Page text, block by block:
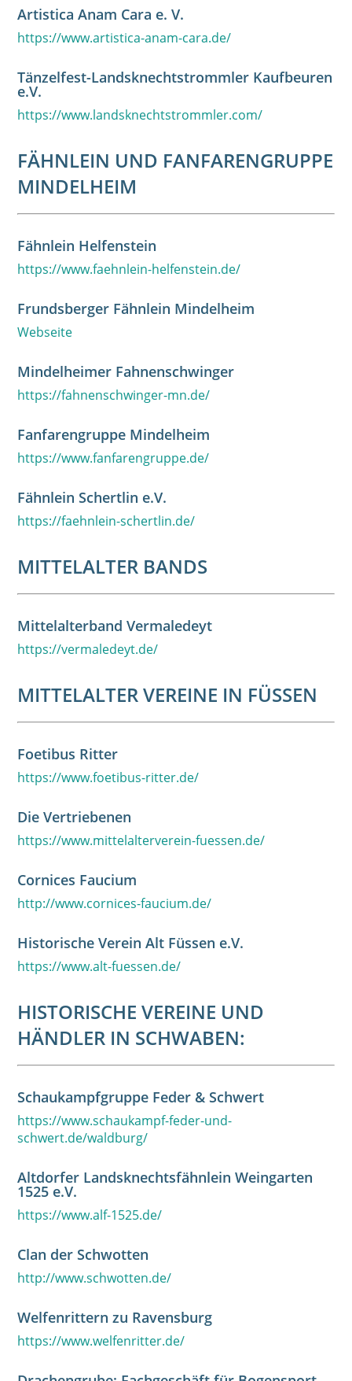
Artistica Anam Cara e. V.
https://www.artistica-anam-cara.de/
Tänzelfest-Landsknechtstrommler Kaufbeuren
e.V.
https://www.landsknechtstrommler.com/
FÄHNLEIN UND FANFARENGRUPPE
MINDELHEIM
Fähnlein Helfenstein
https://www.faehnlein-helfenstein.de/
Frundsberger Fähnlein Mindelheim
Webseite
Mindelheimer Fahnenschwinger
https://fahnenschwinger-mn.de/
Fanfarengruppe Mindelheim
https://www.fanfarengruppe.de/
Fähnlein Schertlin e.V.
https://faehnlein-schertlin.de/
MITTELALTER BANDS
Mittelalterband Vermaledeyt
https://vermaledeyt.de/
MITTELALTER VEREINE IN FÜSSEN
Foetibus Ritter
https://www.foetibus-ritter.de/
Die Vertriebenen
https://www.mittelalterverein-fuessen.de/
Cornices Faucium
http://www.cornices-faucium.de/
Historische Verein Alt Füssen e.V.
https://www.alt-fuessen.de/
HISTORISCHE VEREINE UND
HÄNDLER IN SCHWABEN:
Schaukampfgruppe Feder & Schwert
https://www.schaukampf-feder-und-
schwert.de/waldburg/
Altdorfer Landsknechtsfähnlein Weingarten
1525 e.V.
https://www.alf-1525.de/
Clan der Schwotten
http://www.schwotten.de/
Welfenrittern zu Ravensburg
https://www.welfenritter.de/